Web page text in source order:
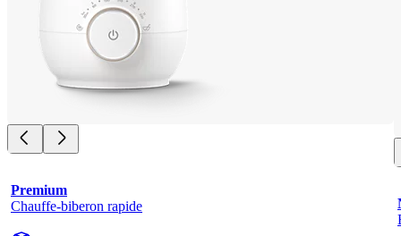
Premium
Chauffe-biberon rapide